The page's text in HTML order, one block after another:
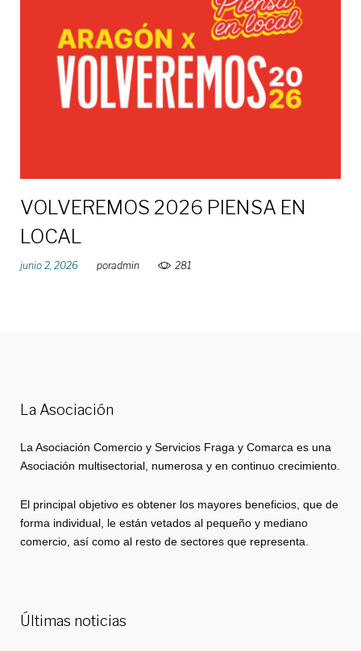
junio
VOLVEREMOS 2026 PIENSA EN
LOCAL
junio 2, 2026 poradmin 281
La Asociación
La Asociación Comercio y Servicios Fraga y Comarca es una
Asociación multisectorial, numerosa y en continuo crecimiento.
El principal objetivo es obtener los mayores beneficios, que de
forma individual, le están vetados al pequeño y mediano
comercio, así como al resto de sectores que representa.
Últimas noticias